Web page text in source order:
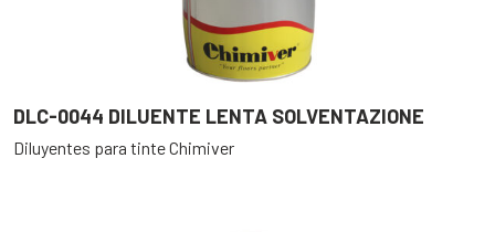
DLC-0044 DILUENTE LENTA SOLVENTAZIONE
Diluyentes para tinte Chimiver